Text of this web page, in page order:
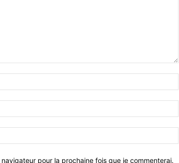
pour la prochaine fois que je commenterai.